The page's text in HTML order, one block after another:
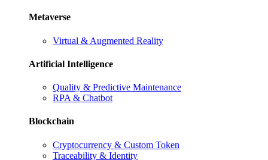
Metaverse
Virtual & Augmented Reality
Artificial Intelligence
Quality & Predictive Maintenance
RPA & Chatbot
Blockchain
Cryptocurrency & Custom Token
Traceability & Identity